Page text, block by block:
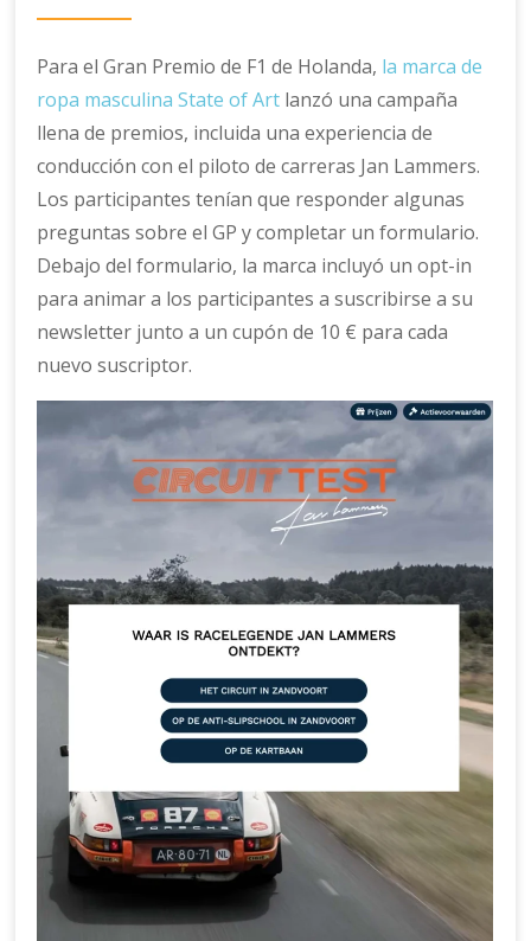
Para el Gran Premio de F1 de Holanda, la marca de
ropa masculina State of Art lanzó una campaña
llena de premios, incluida una experiencia de
conducción con el piloto de carreras Jan Lammers.
Los participantes tenían que responder algunas
preguntas sobre el GP y completar un formulario.
Debajo del formulario, la marca incluyó un opt-in
para animar a los participantes a suscribirse a su
newsletter junto a un cupón de 10 € para cada
nuevo suscriptor.